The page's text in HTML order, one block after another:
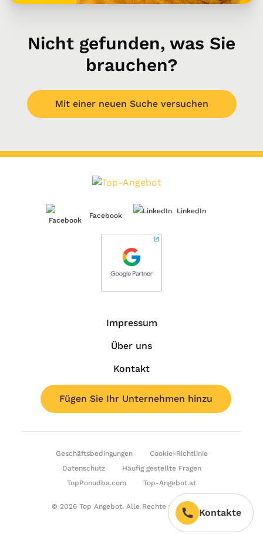
Nicht gefunden, was Sie
brauchen?
Mit einer neuen Suche versuchen
Kontakte
Facebook
LinkedIn
Impressum
Über uns
Kontakt
Fügen Sie Ihr Unternehmen hinzu
Geschäftsbedingungen
Cookie-Richtlinie
Datenschutz
Häufig gestellte Fragen
TopPonudba.com
Top-Angebot.at
© 2026 Top Angebot. Alle Rechte vorbehalten.